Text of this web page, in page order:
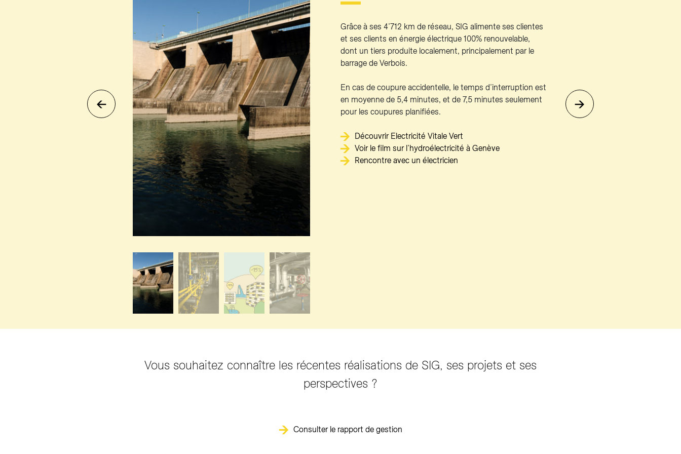
Grâce à ses 4’712 km de réseau, SIG alimente ses clientes
et ses clients en énergie électrique 100% renouvelable,
dont un tiers produite localement, principalement par le
barrage de Verbois.
En cas de coupure accidentelle, le temps d’interruption est
en moyenne de 5,4 minutes, et de 7,5 minutes seulement
pour les coupures planifiées.
Découvrir Electricité Vitale Vert
Voir le film sur l’hydroélectricité à Genève
Rencontre avec un électricien
Vous souhaitez connaître les récentes réalisations de SIG, ses projets et ses
perspectives ?
Consulter le rapport de gestion